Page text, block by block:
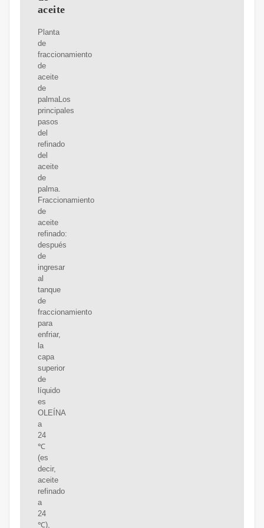
aceite
Planta
de
fraccionamiento
de
aceite
de
palmaLos
principales
pasos
del
refinado
del
aceite
de
palma.
Fraccionamiento
de
aceite
refinado:
después
de
ingresar
al
tanque
de
fraccionamiento
para
enfriar,
la
capa
superior
de
líquido
es
OLEÍNA
a
24
℃
(es
decir,
aceite
refinado
a
24
℃),